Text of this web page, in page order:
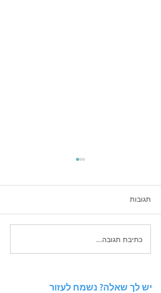
איך לכתוב פוסטים שמביאים
לידים: נוסחת הקידום
תגובות
כתיבת תגובה...
יש לך שאלה? נשמח לעזור